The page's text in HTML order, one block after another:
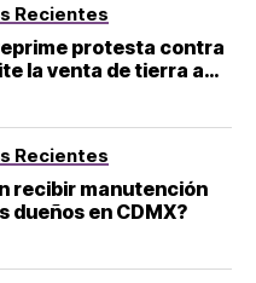
Recientes
protesta contra
la venta de tierra a
Recientes
recibir manutención
dueños en CDMX?